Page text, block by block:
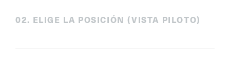
02. ELIGE LA POSICIÓN (VISTA PILOTO)